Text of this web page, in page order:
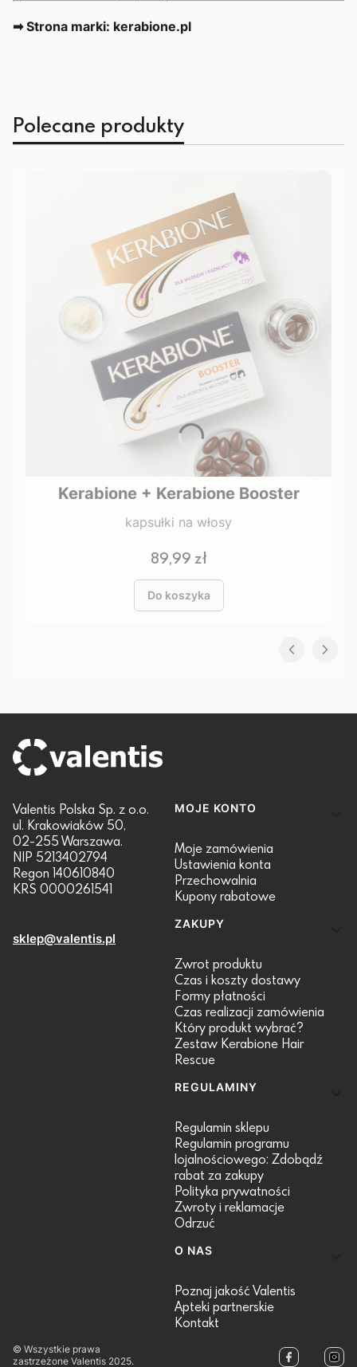
➡ Strona marki: kerabione.pl
Polecane produkty
Kerabione + Kerabione Booster
kapsułki na włosy
Cena
89,99 zł
Do koszyka
Valentis Polska Sp. z o.o.
ul. Krakowiaków 50,
02-255 Warszawa.
NIP 5213402794
Regon 140610840
KRS 0000261541
sklep@valentis.pl
Linki w stopce
MOJE KONTO
Moje zamówienia
Ustawienia konta
Przechowalnia
Kupony rabatowe
ZAKUPY
Zwrot produktu
Czas i koszty dostawy
Formy płatności
Czas realizacji zamówienia
Który produkt wybrać?
Zestaw Kerabione Hair
Rescue
REGULAMINY
Regulamin sklepu
Regulamin programu
lojalnościowego: Zdobądź
rabat za zakupy
Polityka prywatności
Zwroty i reklamacje
Odrzuć
O NAS
Poznaj jakość Valentis
Apteki partnerskie
Kontakt
© Wszystkie prawa
zastrzeżone Valentis 2025.